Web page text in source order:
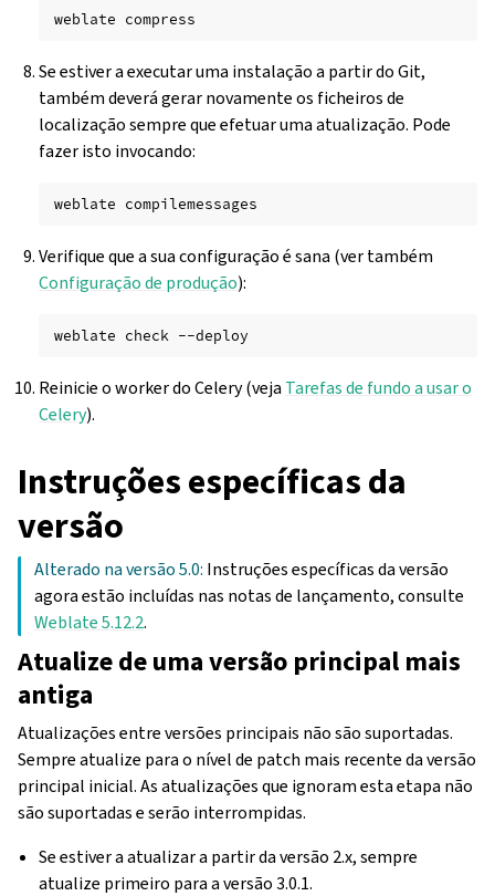
weblate
Se estiver a executar uma instalação a partir do Git,
também deverá gerar novamente os ficheiros de
localização sempre que efetuar uma atualização. Pode
fazer isto invocando:
weblate
Verifique que a sua configuração é sana (ver também
Configuração de produção):
weblate check
Reinicie o worker do Celery (veja Tarefas de fundo a usar o
Celery).
Instruções específicas da
versão
Alterado na versão 5.0: Instruções específicas da versão
agora estão incluídas nas notas de lançamento, consulte
Weblate 5.12.2.
Atualize de uma versão principal mais
antiga
Atualizações entre versões principais não são suportadas.
Sempre atualize para o nível de patch mais recente da versão
principal inicial. As atualizações que ignoram esta etapa não
são suportadas e serão interrompidas.
Se estiver a atualizar a partir da versão 2.x, sempre
atualize primeiro para a versão 3.0.1.